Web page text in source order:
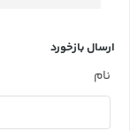
ارسال بازخورد
نام